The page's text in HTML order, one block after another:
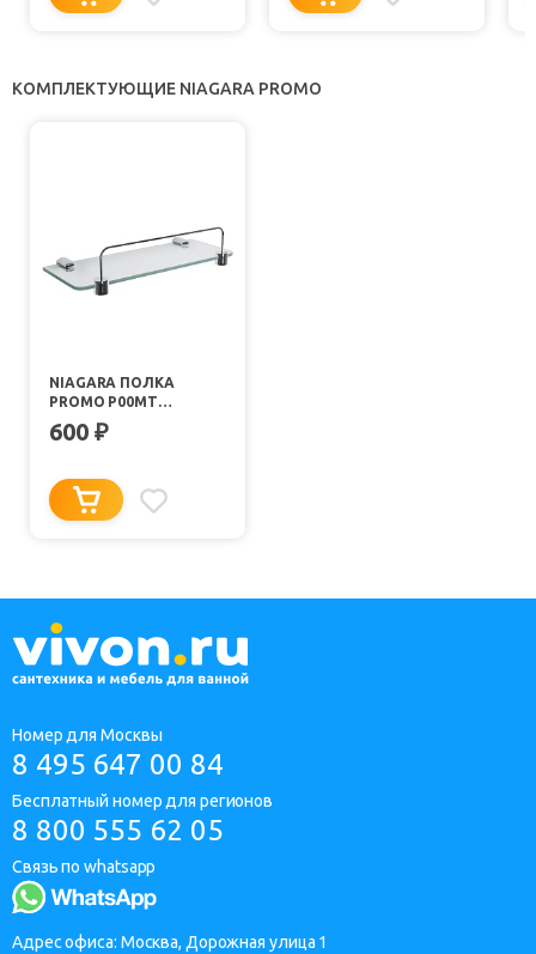
КОМПЛЕКТУЮЩИЕ NIAGARA PROMO
NIAGARA ПОЛКА
PROMO P00MT
ПРОЗРАЧНАЯ
600 ₽
Номер для Москвы
8 495 647 00 84
Бесплатный номер для регионов
8 800 555 62 05
Связь по whatsapp
Адрес офиса: Москва, Дорожная улица 1